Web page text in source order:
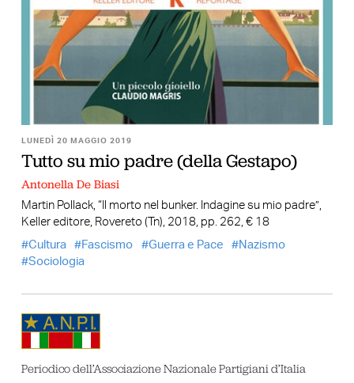
LUNEDÌ 20 MAGGIO 2019
Tutto su mio padre (della Gestapo)
Antonella De Biasi
Martin Pollack, “Il morto nel bunker. Indagine su mio padre”,
Keller editore, Rovereto (Tn), 2018, pp. 262, € 18
Cultura
Fascismo Guerra e Pace
Nazismo
Sociologia
Periodico dell’Associazione Nazionale Partigiani d’Italia